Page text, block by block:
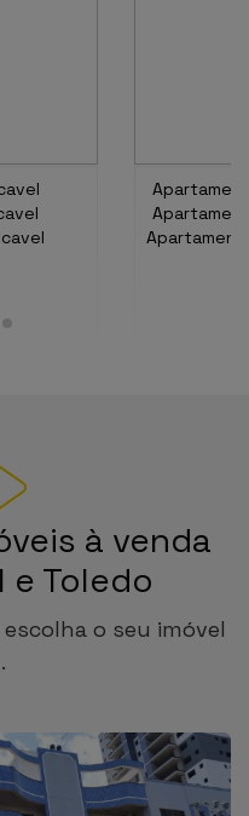
à venda
e Toledo
o seu imóvel